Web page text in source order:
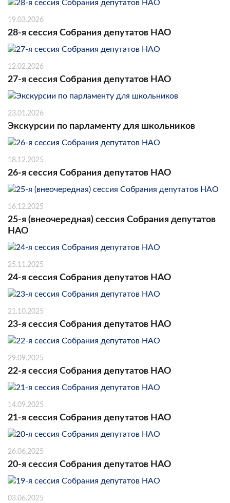
19.03.2026
28-я сессия Собрания депутатов НАО
12.02.2026
27-я сессия Собрания депутатов НАО
23.01.2026
Экскурсии по парламенту для школьников
18.12.2025
26-я сессия Собрания депутатов НАО
16.12.2025
25-я (внеочередная) сессия Собрания депутатов
НАО
25.11.2025
24-я сессия Собрания депутатов НАО
21.10.2025
23-я сессия Собрания депутатов НАО
29.09.2025
22-я сессия Собрания депутатов НАО
14.09.2025
21-я сессия Собрания депутатов НАО
26.06.2025
20-я сессия Собрания депутатов НАО
03.06.2025